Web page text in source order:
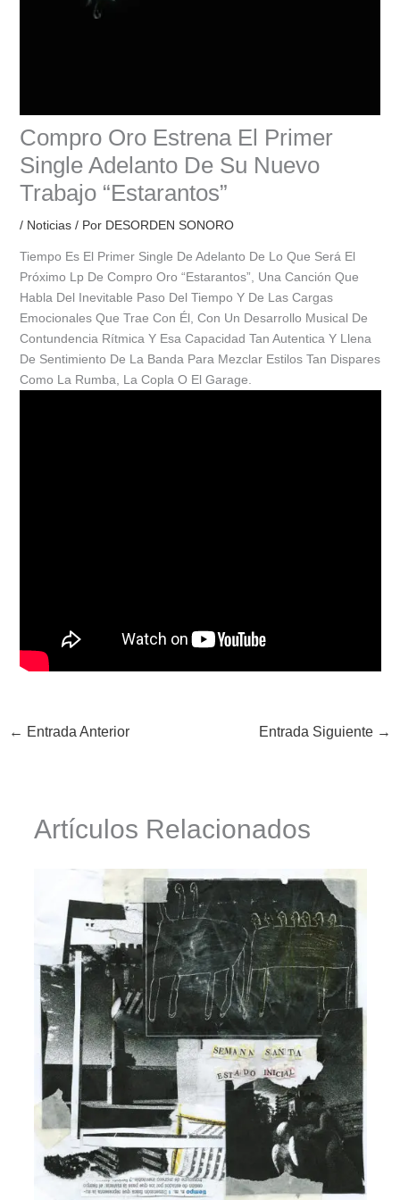
Compro Oro Estrena El Primer
Single Adelanto De Su Nuevo
Trabajo “Estarantos”
/ Noticias/ Por DESORDEN SONORO
Tiempo Es El Primer Single De Adelanto De Lo Que Será El
Próximo Lp De Compro Oro “Estarantos”, Una Canción Que
Habla Del Inevitable Paso Del Tiempo Y De Las Cargas
Emocionales Que Trae Con Él, Con Un Desarrollo Musical De
Contundencia Rítmica Y Esa Capacidad Tan Autentica Y Llena
De Sentimiento De La Banda Para Mezclar Estilos Tan Dispares
Como La Rumba, La Copla O El Garage.
← Entrada Anterior Entrada Siguiente →
Artículos Relacionados